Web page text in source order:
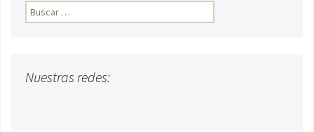
Buscar:
Nuestras redes: